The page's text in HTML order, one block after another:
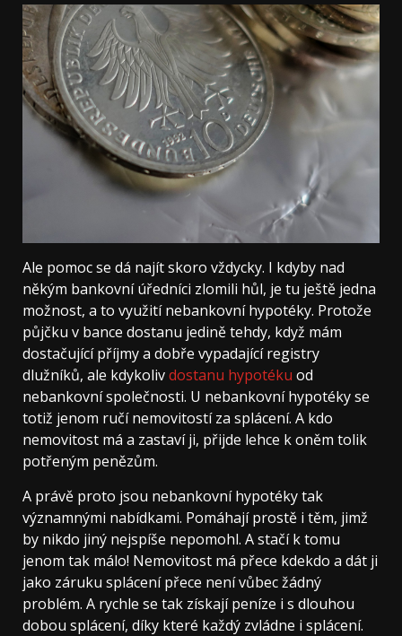
Ale pomoc se dá najít skoro vždycky. I kdyby nad
někým bankovní úředníci zlomili hůl, je tu ještě jedna
možnost, a to využití nebankovní hypotéky. Protože
půjčku v bance dostanu jedině tehdy, když mám
dostačující příjmy a dobře vypadající registry
dlužníků, ale kdykolivdostanu hypotéku od
nebankovní společnosti. U nebankovní hypotéky se
totiž jenom ručí nemovitostí za splácení. A kdo
nemovitost má a zastaví ji, přijde lehce k oněm tolik
potřeným penězům.
A právě proto jsou nebankovní hypotéky tak
významnými nabídkami. Pomáhají prostě i těm, jimž
by nikdo jiný nejspíše nepomohl. A stačí k tomu
jenom tak málo! Nemovitost má přece kdekdo a dát ji
jako záruku splácení přece není vůbec žádný
problém. A rychle se tak získají peníze i s dlouhou
dobou splácení, díky které každý zvládne i splácení.